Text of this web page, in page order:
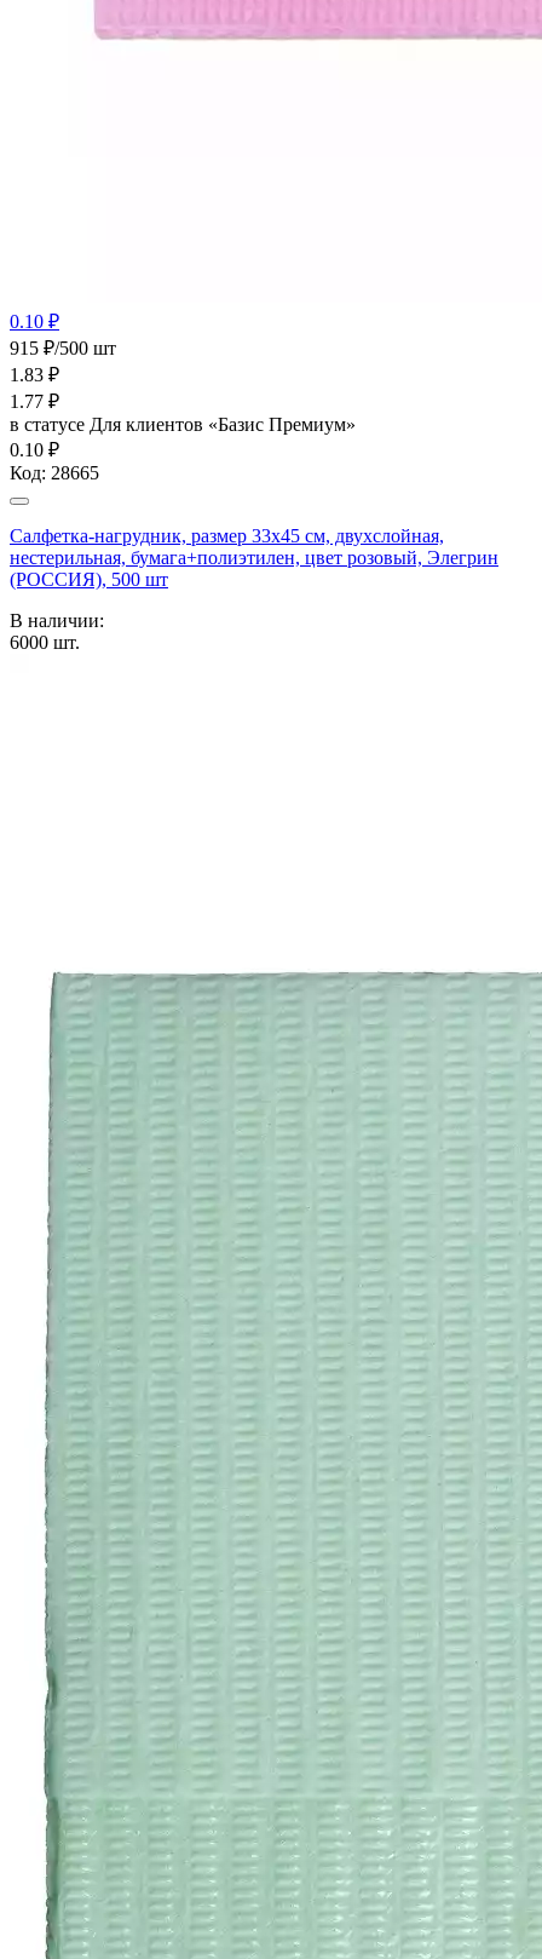
0.10 ₽
915 ₽/500 шт
1.83 ₽
1.77 ₽
в статусе Для клиентов «Базис Премиум»
0.10 ₽
Код: 28665
Салфетка-нагрудник, размер 33х45 см, двухслойная,
нестерильная, бумага+полиэтилен, цвет розовый, Элегрин
(РОССИЯ), 500 шт
В наличии:
6000 шт.